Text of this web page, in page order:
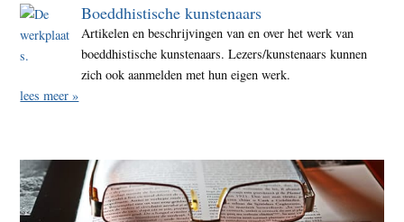
Boeddhistische kunstenaars
Artikelen en beschrijvingen van en over het werk van
boeddhistische kunstenaars. Lezers/kunstenaars kunnen
zich ook aanmelden met hun eigen werk.
lees meer »